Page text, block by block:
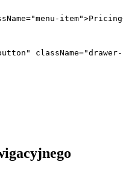
="menu-item">Pricing
className=